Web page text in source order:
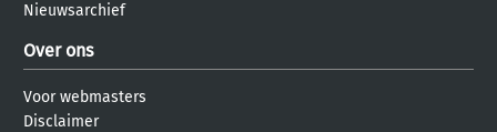
Nieuwsarchief
Over ons
Voor webmasters
Disclaimer